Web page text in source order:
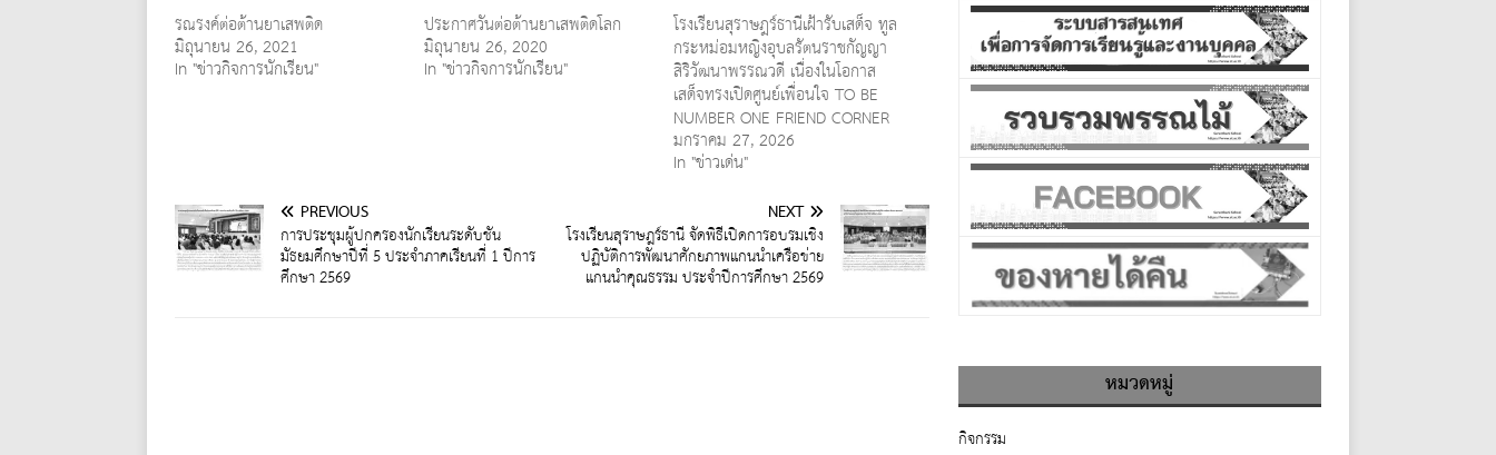
รณรงค์ต่อต้านยาเสพติด
มิถุนายน 26, 2021
In "ข่าวกิจการนักเรียน"
ประกาศวันต่อต้านยาเสพติดโลก
มิถุนายน 26, 2020
In "ข่าวกิจการนักเรียน"
โรงเรียนสุราษฎร์ธานีเฝ้ารับเสด็จ ทูล
กระหม่อมหญิงอุบลรัตนราชกัญญา
สิริวัฒนาพรรณวดี เนื่องในโอกาส
เสด็จทรงเปิดศูนย์เพื่อนใจ TO BE
NUMBER ONE FRIEND CORNER
มกราคม 27, 2026
In "ข่าวเด่น"
PREVIOUS
การประชุมผู้ปกครองนักเรียนระดับชั้น
มัธยมศึกษาปีที่ 5 ประจำภาคเรียนที่ 1 ปีการ
ศึกษา 2569
NEXT
โรงเรียนสุราษฎร์ธานี จัดพิธีเปิดการอบรมเชิง
ปฏิบัติการพัฒนาศักยภาพแกนนำเครือข่าย
แกนนำคุณธรรม ประจำปีการศึกษา 2569
หมวดหมู่
กิจกรรม